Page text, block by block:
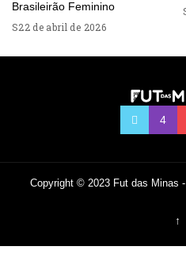
Brasileirão Feminino
22 de abril de 2026
Copyright © 2023 Fut das Minas
↑